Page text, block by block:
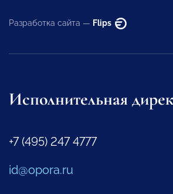
Разработка сайта — Flips
Исполнительная
+7 (495) 247 4777
id@opora.ru